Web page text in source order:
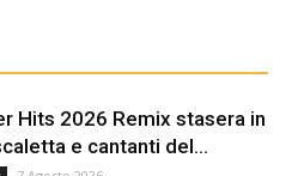
Hits 2026 Remix stasera in
e cantanti del...